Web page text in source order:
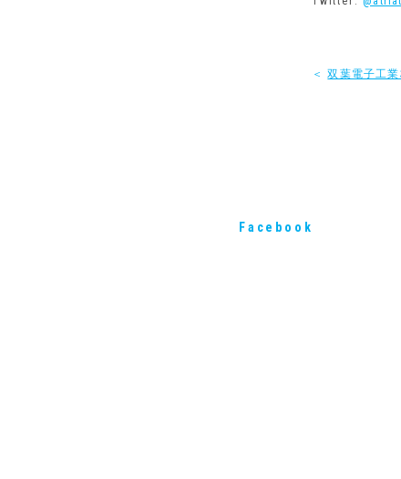
＜ 双葉電子工
Facebook